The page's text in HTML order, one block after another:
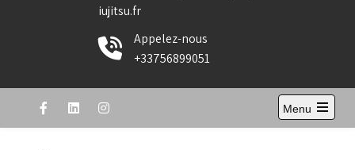
iujitsu.fr
Appelez-nous
+33756899051
Menu
Open